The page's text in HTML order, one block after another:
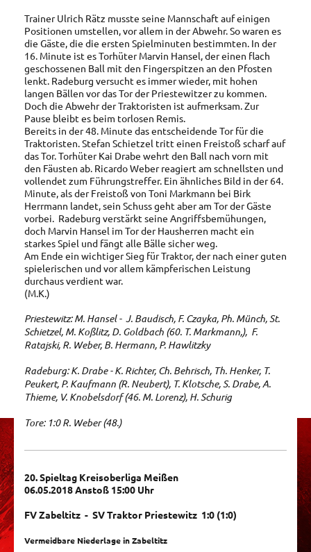
Trainer Ulrich Rätz musste seine Mannschaft auf einigen
Positionen umstellen, vor allem in der Abwehr. So waren es
die Gäste, die die ersten Spielminuten bestimmten. In der
16. Minute ist es Torhüter Marvin Hansel, der einen flach
geschossenen Ball mit den Fingerspitzen an den Pfosten
lenkt. Radeburg versucht es immer wieder, mit hohen
langen Bällen vor das Tor der Priestewitzer zu kommen.
Doch die Abwehr der Traktoristen ist aufmerksam. Zur
Pause bleibt es beim torlosen Remis.
Bereits in der 48. Minute das entscheidende Tor für die
Traktoristen. Stefan Schietzel tritt einen Freistoß scharf auf
das Tor. Torhüter Kai Drabe wehrt den Ball nach vorn mit
den Fäusten ab. Ricardo Weber reagiert am schnellsten und
vollendet zum Führungstreffer. Ein ähnliches Bild in der 64.
Minute, als der Freistoß von Toni Markmann bei Birk
Herrmann landet, sein Schuss geht aber am Tor der Gäste
vorbei. Radeburg verstärkt seine Angriffsbemühungen,
doch Marvin Hansel im Tor der Hausherren macht ein
starkes Spiel und fängt alle Bälle sicher weg.
Am Ende ein wichtiger Sieg für Traktor, der nach einer guten
spielerischen und vor allem kämpferischen Leistung
durchaus verdient war.
(M.K.)
Priestewitz: M. Hansel - J. Baudisch, F. Czayka, Ph. Münch, St.
Schietzel, M. Koßlitz, D. Goldbach (60. T. Markmann,), F.
Ratajski, R. Weber, B. Hermann, P. Hawlitzky
Radeburg: K. Drabe - K. Richter, Ch. Behrisch, Th. Henker, T.
Peukert, P. Kaufmann (R. Neubert), T. Klotsche, S. Drabe, A.
Thieme, V. Knobelsdorf (46. M. Lorenz), H. Schurig
Tore: 1:0 R. Weber (48.)
20. Spieltag Kreisoberliga Meißen
06.05.2018 Anstoß 15:00 Uhr
FV Zabeltitz - SV Traktor Priestewitz 1:0 (1:0)
Vermeidbare Niederlage in Zabeltitz